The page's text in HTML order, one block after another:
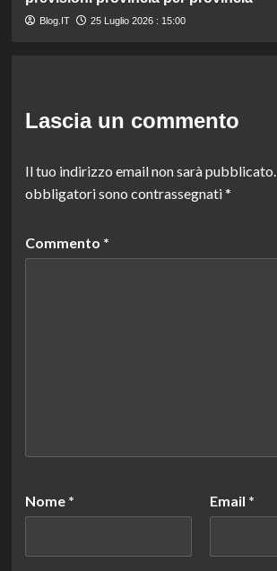
Blog.IT 25 Luglio 2026 : 15:00
Lascia un commento
Il tuo indirizzo email non sarà pubblicato.
obbligatori sono contrassegnati*
Commento *
Nome * Email *